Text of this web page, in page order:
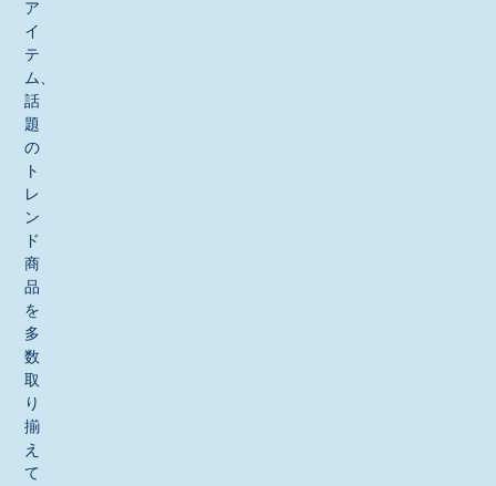
ア
イ
テ
ム、
話
題
の
ト
レ
ン
ド
商
品
を
多
数
取
り
揃
え
て